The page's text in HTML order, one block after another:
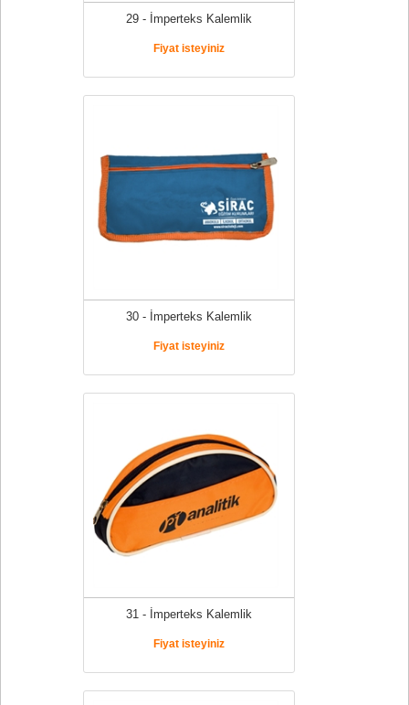
29 - İmperteks Kalemlik
Fiyat isteyiniz
30 - İmperteks Kalemlik
Fiyat isteyiniz
31 - İmperteks Kalemlik
Fiyat isteyiniz